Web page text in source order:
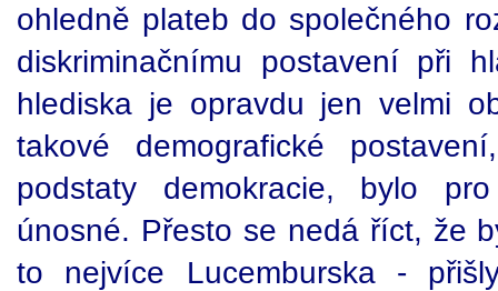
ohledně plateb do společného
diskriminačnímu postavení při
hlediska je opravdu jen velmi
takové demografické
podstaty demokracie, bylo
únosné. Přesto se nedá říct, že
to nejvíce Lucemburska -